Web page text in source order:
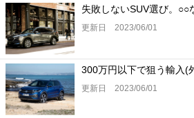
失敗しないSUV選び。○○
更新日 2023/06/01
300万円以下で狙う輸入(
更新日 2023/06/01